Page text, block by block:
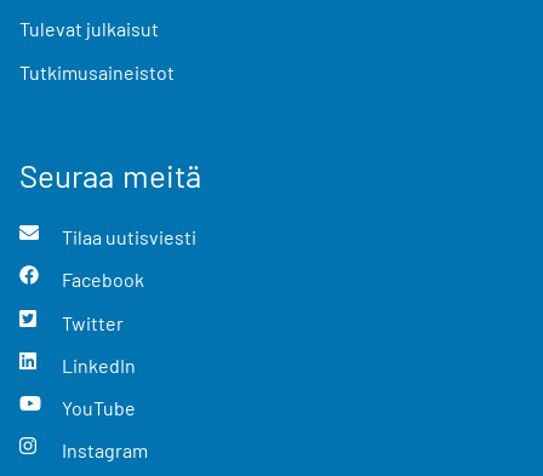
Tulevat julkaisut
Tutkimusaineistot
Seuraa meitä
Tilaa uutisviesti
Facebook
Twitter
LinkedIn
YouTube
Instagram